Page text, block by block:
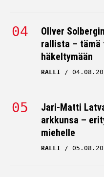
Oliver
rallista – tämä
häkeltymään
RALLI
Jari-Matti
arkkunsa –
miehelle
RALLI